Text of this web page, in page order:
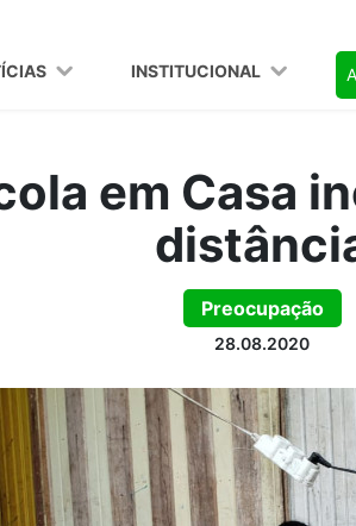
INSTITUCIONAL
em Casa
Preocupação
28.08.2020